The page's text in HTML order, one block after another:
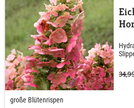
große Blütenrispen